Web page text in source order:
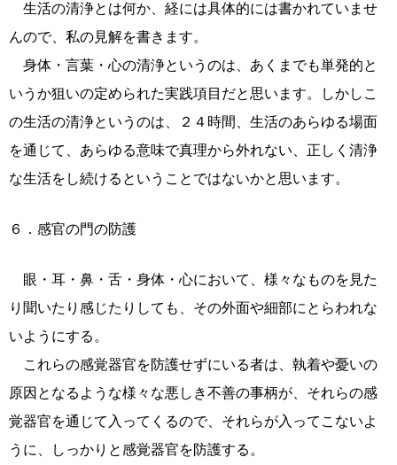
生活の清浄とは何か、経には具体的には書かれていませ
んので、私の見解を書きます。
身体・言葉・心の清浄というのは、あくまでも単発的と
いうか狙いの定められた実践項目だと思います。しかしこ
の生活の清浄というのは、２４時間、生活のあらゆる場面
を通じて、あらゆる意味で真理から外れない、正しく清浄
な生活をし続けるということではないかと思います。
６．感官の門の防護
眼・耳・鼻・舌・身体・心において、様々なものを見た
り聞いたり感じたりしても、その外面や細部にとらわれな
いようにする。
これらの感覚器官を防護せずにいる者は、執着や憂いの
原因となるような様々な悪しき不善の事柄が、それらの感
覚器官を通じて入ってくるので、それらが入ってこないよ
うに、しっかりと感覚器官を防護する。